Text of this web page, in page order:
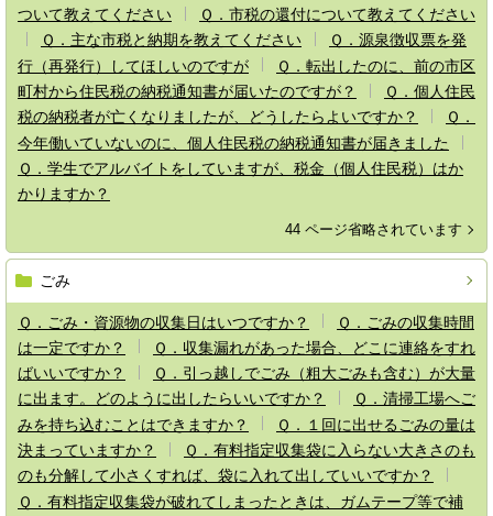
ついて教えてください
Ｑ．市税の還付について教えてください
Ｑ．主な市税と納期を教えてください
Ｑ．源泉徴収票を発
行（再発行）してほしいのですが
Ｑ．転出したのに、前の市区
町村から住民税の納税通知書が届いたのですが？
Ｑ．個人住民
税の納税者が亡くなりましたが、どうしたらよいですか？
Ｑ．
今年働いていないのに、個人住民税の納税通知書が届きました
Ｑ．学生でアルバイトをしていますが、税金（個人住民税）はか
かりますか？
44 ページ省略されています
ごみ
Ｑ．ごみ・資源物の収集日はいつですか？
Ｑ．ごみの収集時間
は一定ですか？
Ｑ．収集漏れがあった場合、どこに連絡をすれ
ばいいですか？
Ｑ．引っ越しでごみ（粗大ごみも含む）が大量
に出ます。どのように出したらいいですか？
Ｑ．清掃工場へご
みを持ち込むことはできますか？
Ｑ．１回に出せるごみの量は
決まっていますか？
Ｑ．有料指定収集袋に入らない大きさのも
のも分解して小さくすれば、袋に入れて出していいですか？
Ｑ．有料指定収集袋が破れてしまったときは、ガムテープ等で補